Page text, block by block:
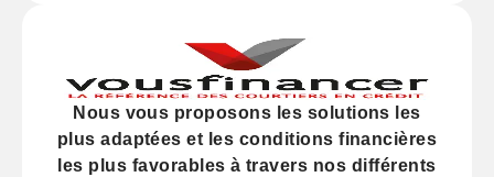
Nous vous proposons les solutions les
plus adaptées et les conditions financières
les plus favorables à travers nos différents